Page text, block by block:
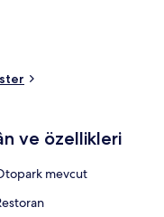
bulunuyor.
Brassens Tramvay
İstasyonu 5 dakikalık
ve özellikleri
mevcut